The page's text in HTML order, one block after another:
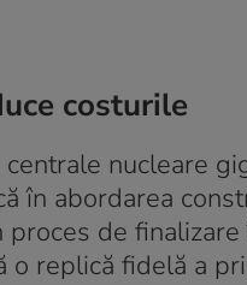
costurile
nucleare
în abordarea
de
o replică fidelă a